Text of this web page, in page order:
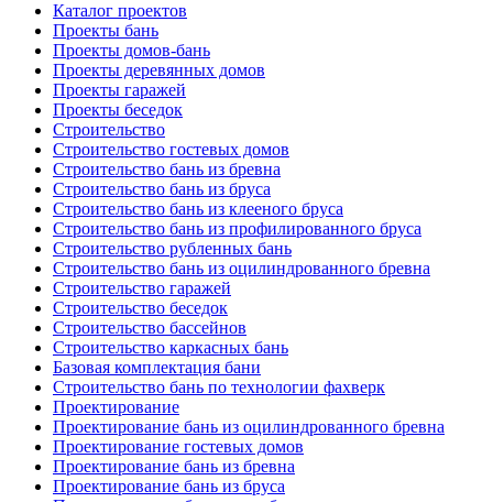
Каталог проектов
Проекты бань
Проекты домов-бань
Проекты деревянных домов
Проекты гаражей
Проекты беседок
Строительство
Строительство гостевых домов
Строительство бань из бревна
Строительство бань из бруса
Строительство бань из клееного бруса
Строительство бань из профилированного бруса
Строительство рубленных бань
Строительство бань из оцилиндрованного бревна
Строительство гаражей
Строительство беседок
Строительство бассейнов
Строительство каркасных бань
Базовая комплектация бани
Строительство бань по технологии фахверк
Проектирование
Проектирование бань из оцилиндрованного бревна
Проектирование гостевых домов
Проектирование бань из бревна
Проектирование бань из бруса